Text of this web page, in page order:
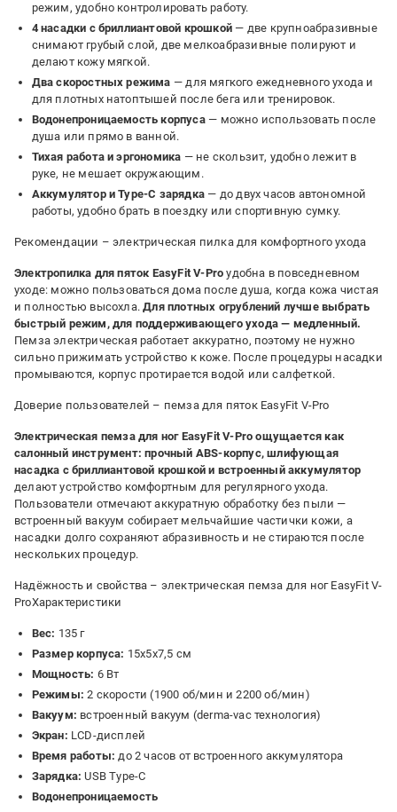
режим, удобно контролировать работу.
4 насадки с бриллиантовой крошкой — две крупноабразивные
снимают грубый слой, две мелкоабразивные полируют и
делают кожу мягкой.
Два скоростных режима — для мягкого ежедневного ухода и
для плотных натоптышей после бега или тренировок.
Водонепроницаемость корпуса— можно использовать после
душа или прямо в ванной.
Тихая работа и эргономика — не скользит, удобно лежит в
руке, не мешает окружающим.
Аккумулятор и Type-C зарядка — до двух часов автономной
работы, удобно брать в поездку или спортивную сумку.
Рекомендации – электрическая пилка для комфортного ухода
Электропилка для пяток EasyFit V-Pro удобна в повседневном
уходе: можно пользоваться дома после душа, когда кожа чистая
и полностью высохла.Для плотных огрублений лучше выбрать
быстрый режим, для поддерживающего ухода — медленный.
Пемза электрическая работает аккуратно, поэтому не нужно
сильно прижимать устройство к коже. После процедуры насадки
промываются, корпус протирается водой или салфеткой.
Доверие пользователей – пемза для пяток EasyFit V-Pro
Электрическая пемза для ног EasyFit V-Pro ощущается как
салонный инструмент: прочный ABS-корпус, шлифующая
насадка с бриллиантовой крошкой и встроенный аккумулятор
делают устройство комфортным для регулярного ухода.
Пользователи отмечают аккуратную обработку без пыли —
встроенный вакуум собирает мельчайшие частички кожи, а
насадки долго сохраняют абразивность и не стираются после
нескольких процедур.
Надёжность и свойства – электрическая пемза для ног EasyFit V-
ProХарактеристики
Вес: 135 г
Размер корпуса: 15х5х7,5 см
Мощность: 6 Вт
Режимы: 2 скорости (1900 об/мин и 2200 об/мин)
Вакуум: встроенный вакуум (derma-vac технология)
Экран: LCD-дисплей
Время работы: до 2 часов от встроенного аккумулятора
Зарядка: USB Type-C
Водонепроницаемость